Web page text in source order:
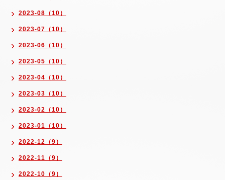
2023-08（10）
2023-07（10）
2023-06（10）
2023-05（10）
2023-04（10）
2023-03（10）
2023-02（10）
2023-01（10）
2022-12（9）
2022-11（9）
2022-10（9）